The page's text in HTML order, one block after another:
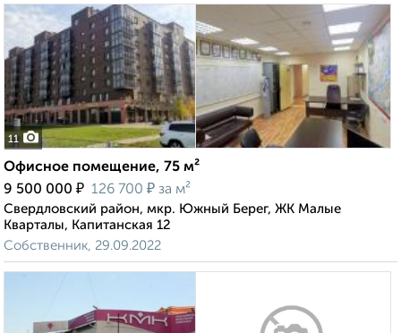
11
Офисное помещение, 75 м²
9 500 000 ₽ 126 700 ₽ за м²
Свердловский район, мкр. Южный Берег, ЖК Малые
Кварталы, Капитанская 12
Собственник, 29.09.2022